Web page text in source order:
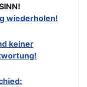
wiederholen!
keiner